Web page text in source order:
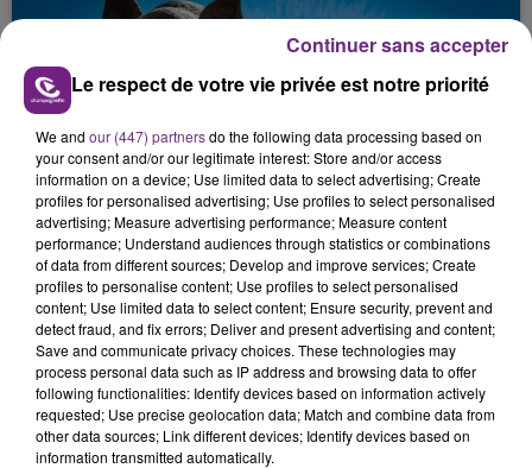
VENEZ FÊTER CE WEEK-END
L'ANNIVERSAIRE DE WOINIC
Ce samedi 8 août sera un grand jour :
l'anniversaire du plus gros sanglier du monde.
Une fête est donc organisée et vous êtes tous
conviés !
TITRES DIFFUSÉS
8h13
8h13 8h10
8h10
Le respect de votre vie privée est notre priorité
We and our (447) partnersdo the following data processing based on
your consent and/or our legitimate interest: Store and/or access
information on a device; Use limited data to select advertising; Create
profiles for personalised advertising; Use profiles to select personalised
advertising; Measure advertising performance; Measure content
performance; Understand audiences through statistics or combinations
of data from different sources; Develop and improve services; Create
profiles to personalise content; Use profiles to select personalised
content; Use limited data to select content; Ensure security, prevent and
detect fraud, and fix errors; Deliver and present advertising and content;
Save and communicate privacy choices. These technologies may
process personal data such as IP address and browsing data to offer
following functionalities: Identify devices based on information actively
requested; Use precise geolocation data; Match and combine data from
other data sources; Link different devices; Identify devices based on
information transmitted automatically.
Continuer sans accepter